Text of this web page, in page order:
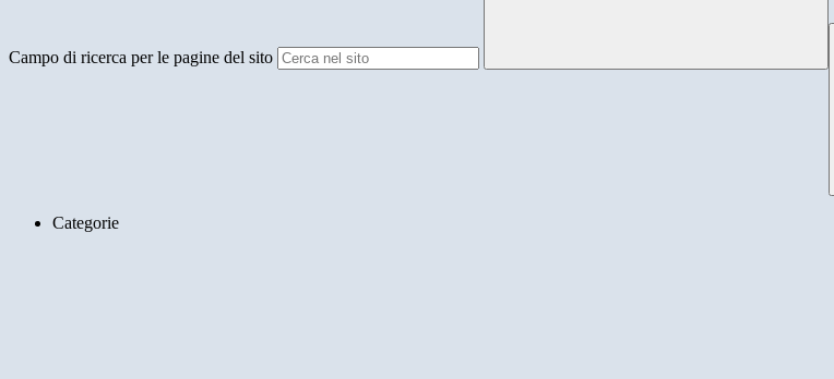
Campo di ricerca per le pagine del sito
Categorie